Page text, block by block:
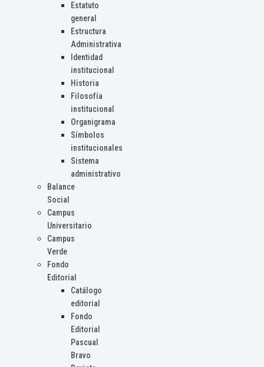
Estatuto
general
Estructura
Administrativa
Identidad
institucional
Historia
Filosofía
institucional
Organigrama
Símbolos
institucionales
Sistema
administrativo
Balance
Social
Campus
Universitario
Campus
Verde
Fondo
Editorial
Catálogo
editorial
Fondo
Editorial
Pascual
Bravo